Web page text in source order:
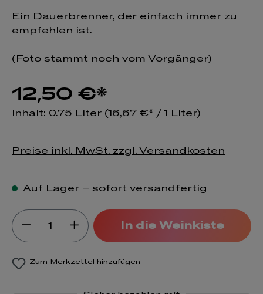
Ein Dauerbrenner, der einfach immer zu
empfehlen ist.
(Foto stammt noch vom Vorgänger)
12,50 €*
Inhalt: 0.75 Liter (16,67 €* / 1 Liter)
Preise inkl. MwSt. zzgl. Versandkosten
Auf Lager – sofort versandfertig
Produkt Anzahl: Gib den
In die Weinkiste
Zum Merkzettel hinzufügen